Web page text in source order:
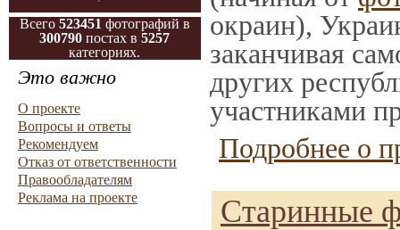
Всего 523451 фотографий в
300790 постах в5257
категориях.
Это важно
О проекте
Вопросы и ответы
Рекомендуем
Отказ от ответственности
Правообладателям
Реклама на проекте
окраин),
заканчивая
других
участниками
Подробнее о
Старинные